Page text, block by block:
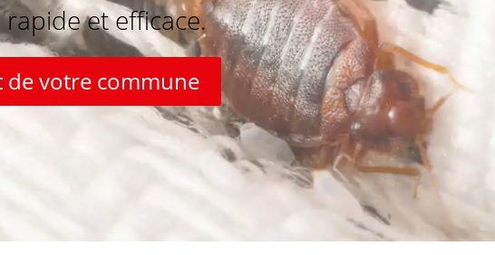
et efficace.
de votre commune